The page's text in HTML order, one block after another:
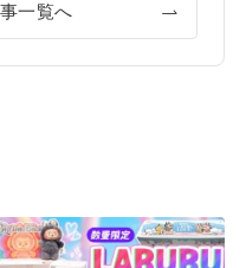
一覧へ